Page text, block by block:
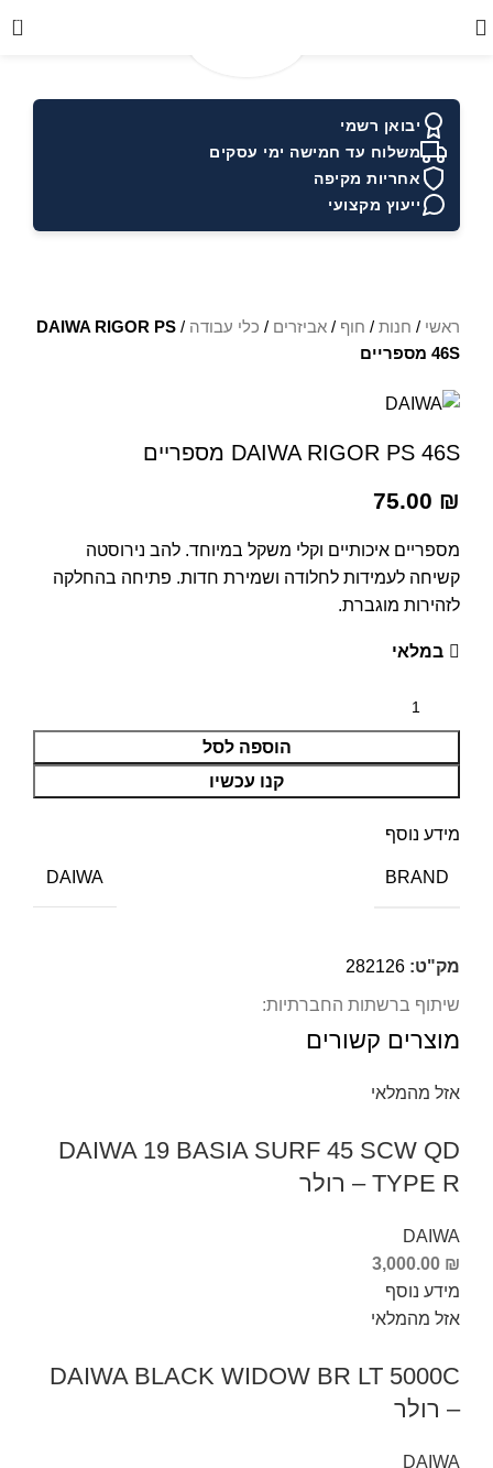
0
יבואן רשמי
משלוח עד חמישה ימי עסקים
אחריות מקיפה
ייעוץ מקצועי
ראשי / חנות / חוף / אביזרים / כלי עבודה /
DAIWA RIGOR PS
46S מספריים
DAIWA RIGOR PS 46S מספריים
75.00 ₪
מספריים איכותיים וקלי משקל במיוחד. להב נירוסטה
קשיחה לעמידות לחלודה ושמירת חדות. פתיחה בהחלקה
לזהירות מוגברת.
במלאי
הוספה לסל
קנו עכשיו
מידע נוסף
BRAND
DAIWA
מק"ט: 282126
שיתוף ברשתות החברתיות:
מוצרים קשורים
אזל מהמלאי
DAIWA 19 BASIA SURF 45 SCW QD
TYPE R – רולר
DAIWA
3,000.00 ₪
מידע נוסף
אזל מהמלאי
DAIWA BLACK WIDOW BR LT 5000C
– רולר
DAIWA